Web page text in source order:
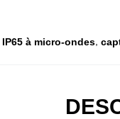
à micro-ondes